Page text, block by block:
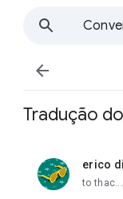

Tradução
erico
unread,
to